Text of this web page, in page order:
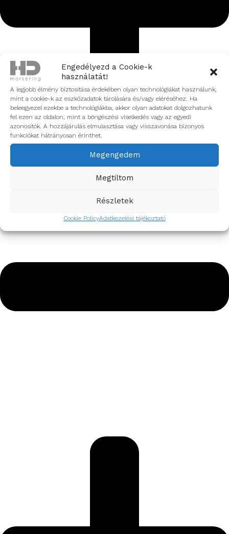
Engedélyezd a Cookie-k
használatát!
A legjobb élmény biztosítása érdekében olyan technológiákat használunk,
mint a cookie-k az eszközadatok tárolására és/vagy eléréséhez. Ha
beleegyezel ezekbe a technológiákba, akkor olyan adatokat dolgozhatunk
fel ezen az oldalon, mint a böngészési viselkedés vagy az egyedi
azonosítók. A hozzájárulás elmulasztása vagy visszavonása bizonyos
funkciókat hátrányosan érinthet.
Megengedem
Megtiltom
Részletek
Cookie PolicyAdatkezelési tájékoztató
Működik a YouTube marketing B2B-ben is?